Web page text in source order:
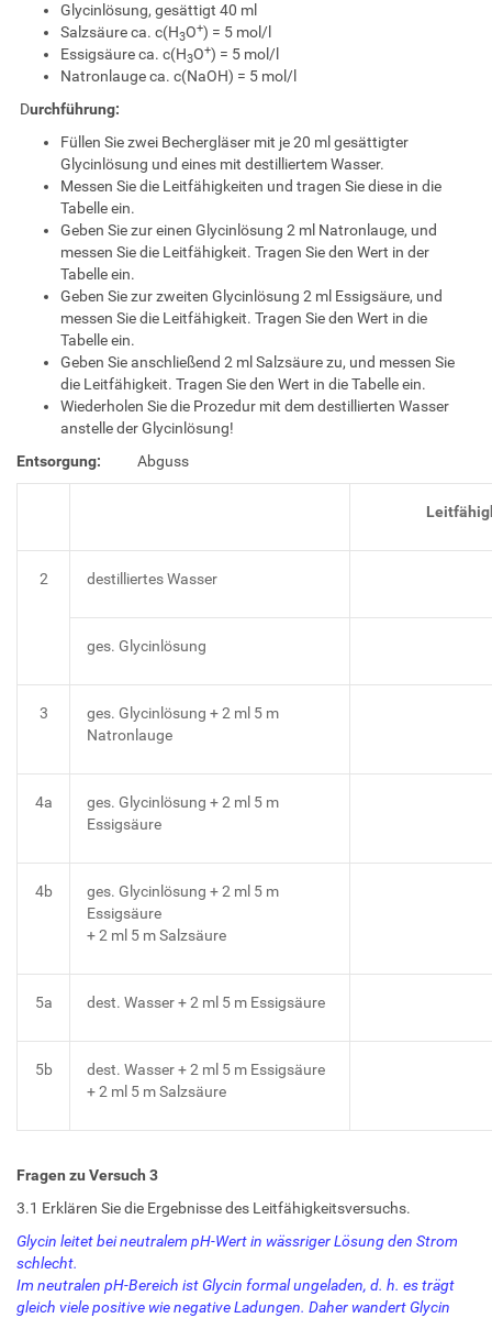
Glycinlösung, gesättigt 40 ml
Salzsäure ca. c(H3O+) = 5 mol/l
Essigsäure ca. c(H3O+) = 5 mol/l
Natronlauge ca. c(NaOH) = 5 mol/l
Durchführung:
Füllen Sie zwei Bechergläser mit je 20 ml gesättigter
Glycinlösung und eines mit destilliertem Wasser.
Messen Sie die Leitfähigkeiten und tragen Sie diese in die
Tabelle ein.
Geben Sie zur einen Glycinlösung 2 ml Natronlauge, und
messen Sie die Leitfähigkeit. Tragen Sie den Wert in der
Tabelle ein.
Geben Sie zur zweiten Glycinlösung 2 ml Essigsäure, und
messen Sie die Leitfähigkeit. Tragen Sie den Wert in die
Tabelle ein.
Geben Sie anschließend 2 ml Salzsäure zu, und messen Sie
die Leitfähigkeit. Tragen Sie den Wert in die Tabelle ein.
Wiederholen Sie die Prozedur mit dem destillierten Wasser
anstelle der Glycinlösung!
Entsorgung: Abguss
2 destilliertes Wasser
ges. Glycinlösung
3
ges. Glycinlösung + 2 ml 5 m
Natronlauge
4a
ges. Glycinlösung + 2 ml 5 m
Essigsäure
4b
ges. Glycinlösung + 2 ml 5 m
Essigsäure
+ 2 ml 5 m Salzsäure
5a dest. Wasser + 2 ml 5 m Essigsäure
5b
dest. Wasser + 2 ml 5 m Essigsäure
+ 2 ml 5 m Salzsäure
Fragen zu Versuch 3
3.1 Erklären Sie die Ergebnisse des Leitfähigkeitsversuchs.
Glycin leitet bei neutralem pH-Wert in wässriger Lösung den Strom
schlecht.
Im neutralen pH-Bereich ist Glycin formal ungeladen, d. h. es trägt
gleich viele positive wie negative Ladungen. Daher wandert Glycin